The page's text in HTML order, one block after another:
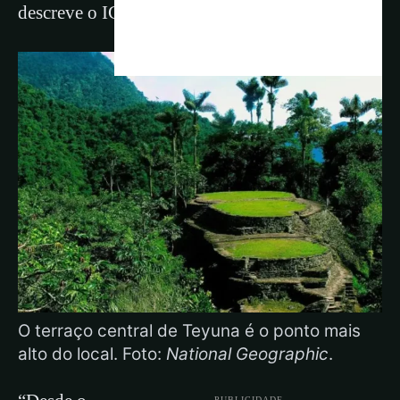
descreve o ICANH.
O terraço central de Teyuna é o ponto mais
alto do local. Foto: National Geographic.